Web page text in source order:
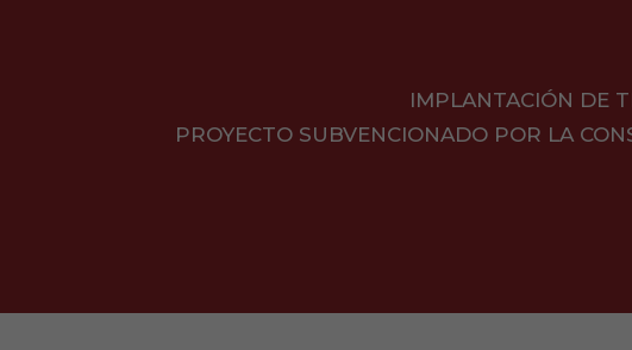
IMPLANTACIÓN DE
PROYECTO SUBVENCIONADO POR LA